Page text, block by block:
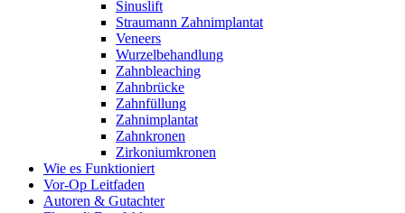
Sinuslift
Straumann Zahnimplantat
Veneers
Wurzelbehandlung
Zahnbleaching
Zahnbrücke
Zahnfüllung
Zahnimplantat
Zahnkronen
Zirkoniumkronen
Wie es Funktioniert
Vor-Op Leitfaden
Autoren & Gutachter